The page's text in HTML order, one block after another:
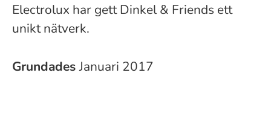
Electrolux har gett Dinkel & Friends ett
unikt nätverk.
GrundadesJanuari 2017